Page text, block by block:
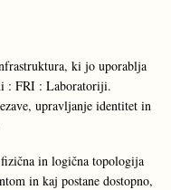
ki jo uporablja
: FRI : Laboratoriji.
upravljanje identitet in
in logična topologija
in kaj postane dostopno,